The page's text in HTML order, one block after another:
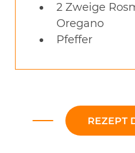
2 Zweige
Oregano
Pfeffer
REZEPT